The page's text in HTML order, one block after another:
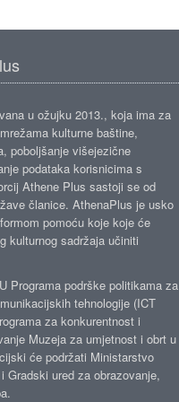
u ožujku 2013., koja ima za
kulturne baštine,
poboljšanje višejezične
podataka korisnicima s
Athene Plus sastoji se od
članice. AthenaPlus je usko
pomoću koje koje će
kulturnog sadržaja učiniti
Programa podrške politikama za
tehnologije (ICT
za konkurentnost i
Muzeja za umjetnost i obrt u
će podržati Ministarstvo
Gradski ured za obrazovanje,